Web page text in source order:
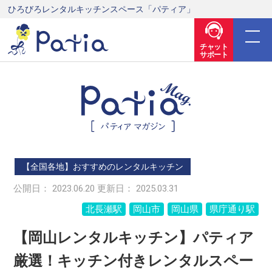
ひろびろレンタルキッチンスペース「パティア」
チャット
サポート
【全国各地】おすすめのレンタルキッチン
公開日： 2023.06.20 更新日： 2025.03.31
北長瀬駅
岡山市 岡山県 県庁通り駅
【岡山レンタルキッチン】パティア
厳選！キッチン付きレンタルスペー